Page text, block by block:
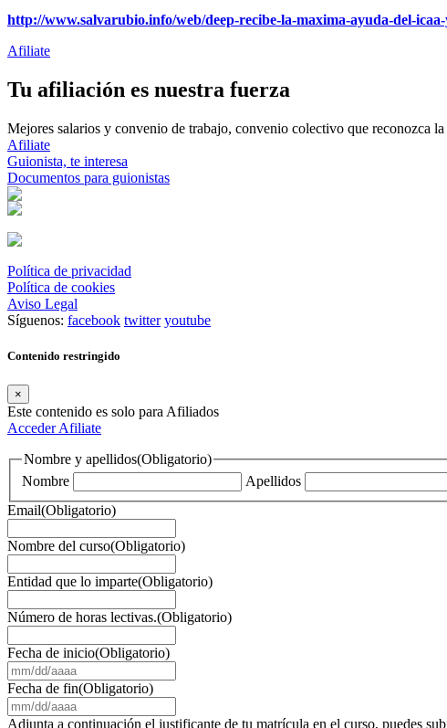
http://www.salvarubio.info/web/deep-recibe-la-maxima-ayuda-del-
Afiliate
Tu afiliación es nuestra fuerza
Mejores salarios y convenio de trabajo, convenio colectivo que reconozca
Afiliate
Guionista, te interesa
Documentos para guionistas
Política de privacidad
Política de cookies
Aviso Legal
Síguenos: facebook twitter youtube
Contenido restringido
×
Este contenido es solo para Afiliados
AccederAfiliate
Nombre y apellidos(Obligatorio)
Nombre
Apellidos
Email(Obligatorio)
Nombre del curso(Obligatorio)
Entidad que lo imparte(Obligatorio)
Número de horas lectivas.(Obligatorio)
Fecha de inicio(Obligatorio)
barra
DD
barra
Fecha de fin(Obligatorio)
barra
Adjunta a continuación el justificante de tu matrícula en el curso, puedes